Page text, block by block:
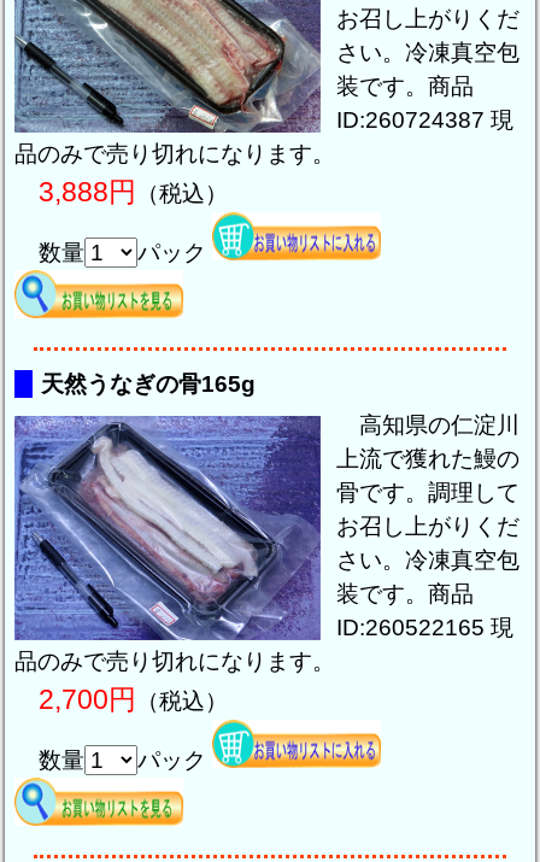
お召し上がりくだ
さい。冷凍真空包
装です。商品
ID:260724387 現
品のみで売り切れになります。
3,888円 （税込）
数量 パック
天然うなぎの骨165g
高知県の仁淀川
上流で獲れた鰻の
骨です。調理して
お召し上がりくだ
さい。冷凍真空包
装です。商品
ID:260522165 現
品のみで売り切れになります。
2,700円 （税込）
数量 パック